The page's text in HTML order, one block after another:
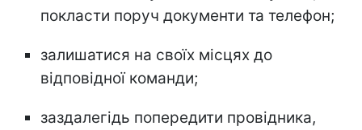
покласти поруч документи та телефон;
залишатися на своїх місцях до
відповідної команди;
заздалегідь попередити провідника,